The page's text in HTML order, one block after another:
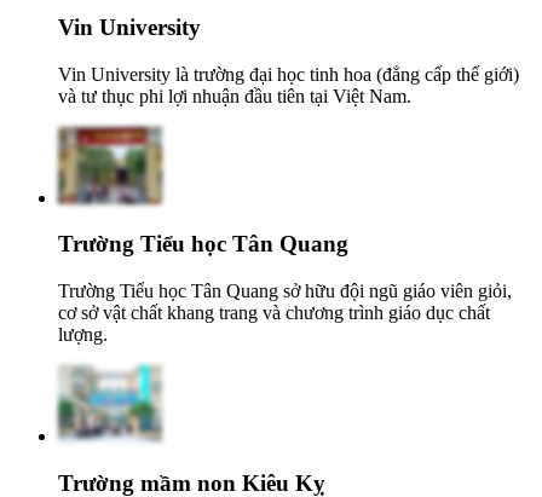
Vin University
Vin University là trường đại học tinh hoa (đẳng cấp thế giới)
và tư thục phi lợi nhuận đầu tiên tại Việt Nam.
Trường Tiểu học Tân Quang
Trường Tiểu học Tân Quang sở hữu đội ngũ giáo viên giỏi,
cơ sở vật chất khang trang và chương trình giáo dục chất
lượng.
Trường mầm non Kiêu Kỵ